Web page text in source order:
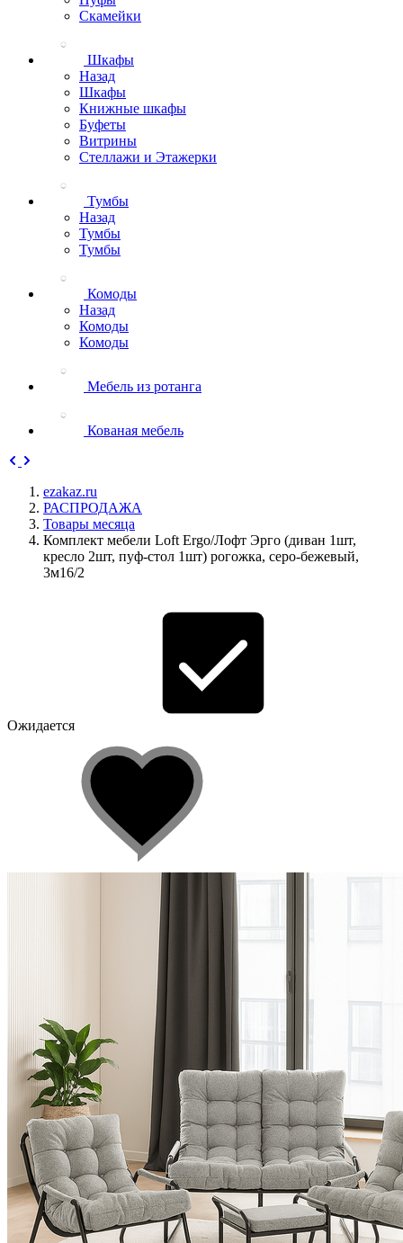
Скамейки
Шкафы
Назад
Шкафы
Книжные шкафы
Буфеты
Витрины
Стеллажи и Этажерки
Тумбы
Назад
Тумбы
Тумбы
Комоды
Назад
Комоды
Комоды
Мебель из ротанга
Кованая мебель
ezakaz.ru
РАСПРОДАЖА
Товары месяца
Комплект мебели Loft Ergo/Лофт Эрго (диван 1шт,
кресло 2шт, пуф-стол 1шт) рогожка, серо-бежевый,
3м16/2
Ожидается